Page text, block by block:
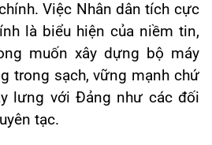
Việc Nhân dân tích cực
là biểu hiện của niềm tin,
muốn xây dựng bộ máy
trong sạch, vững mạnh chứ
lưng với Đảng như các đối
tạc.